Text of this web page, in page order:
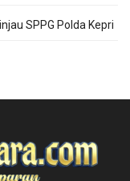
SPPG Polda Kepri